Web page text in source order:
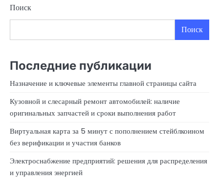
Поиск
Поиск
Последние публикации
Назначение и ключевые элементы главной страницы сайта
Кузовной и слесарный ремонт автомобилей: наличие
оригинальных запчастей и сроки выполнения работ
Виртуальная карта за 5 минут с пополнением стейблкоином
без верификации и участия банков
Электроснабжение предприятий: решения для распределения
и управления энергией